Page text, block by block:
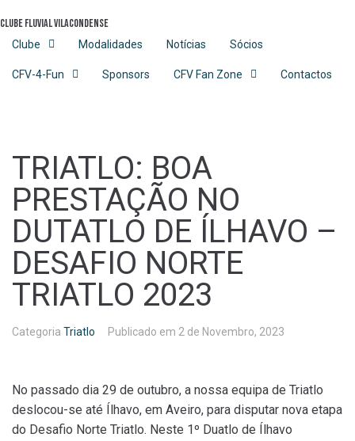
to
content
Clube Fluvial Vilacondense
Clube Modalidades Notícias Sócios
CFV-4-Fun Sponsors CFV Fan Zone Contactos
TRIATLO: BOA
PRESTAÇÃO NO
DUTATLO DE ÍLHAVO –
DESAFIO NORTE
TRIATLO 2023
Categoria Triatlo Publicado em 2 de Novembro, 2023
No passado dia 29 de outubro, a nossa equipa de Triatlo
deslocou-se até Ílhavo, em Aveiro, para disputar nova etapa
do Desafio Norte Triatlo. Neste 1º Duatlo de Ílhavo